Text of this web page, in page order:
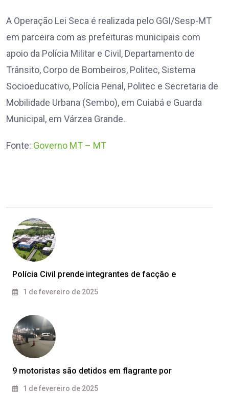
A Operação Lei Seca é realizada pelo GGI/Sesp-MT
em parceira com as prefeituras municipais com
apoio da Polícia Militar e Civil, Departamento de
Trânsito, Corpo de Bombeiros, Politec, Sistema
Socioeducativo, Polícia Penal, Politec e Secretaria de
Mobilidade Urbana (Sembo), em Cuiabá e Guarda
Municipal, em Várzea Grande.
Fonte: Governo MT – MT
Polícia Civil prende integrantes de facção e
1 de fevereiro de 2025
9 motoristas são detidos em flagrante por
1 de fevereiro de 2025